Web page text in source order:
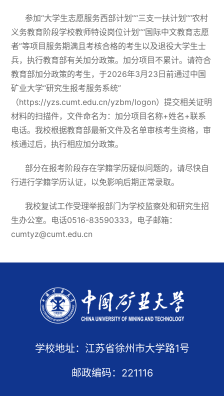
参加“大学生志愿服务西部计划”“三支一扶计划”“农村
义务教育阶段学校教师特设岗位计划”“国际中文教育志愿
者”等项目服务期满且考核合格的考生以及退役大学生士
兵，执行教育部有关加分政策。加分项目不累计。请符合
教育部加分政策的考生，于2026年3月23日前通过中国
矿业大学“研究生报考服务系统”
（https://yzs.cumt.edu.cn/yzbm/logon）提交相关证明
材料的扫描件，文件命名为：加分项目名称+姓名+联系
电话。我校根据教育部最新文件及名单审核考生资格，审
核通过后，执行相应加分政策。
部分在报考阶段存在学籍学历疑似问题的，请尽快自
行进行学籍学历认证，以免影响后期正常录取。
我校复试工作受理举报部门为学校监察处和研究生招
生办公室。电话0516-83590333，电子邮箱：
cumtyz@cumt.edu.cn
学校地址：江苏省徐州市大学路1号
邮政编码：221116